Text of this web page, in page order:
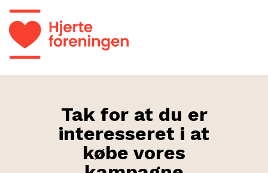
Tak for at du er
interesseret i at
købe vores